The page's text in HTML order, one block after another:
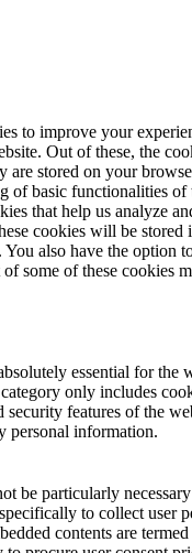
to improve your
Out of these, the
are stored on your
of basic functionalities of
that help us analyze
cookies will be stored
also have the option
some of these cookies
essential for the
only includes
security features of the
personal information.
be particularly
to collect user
contents are